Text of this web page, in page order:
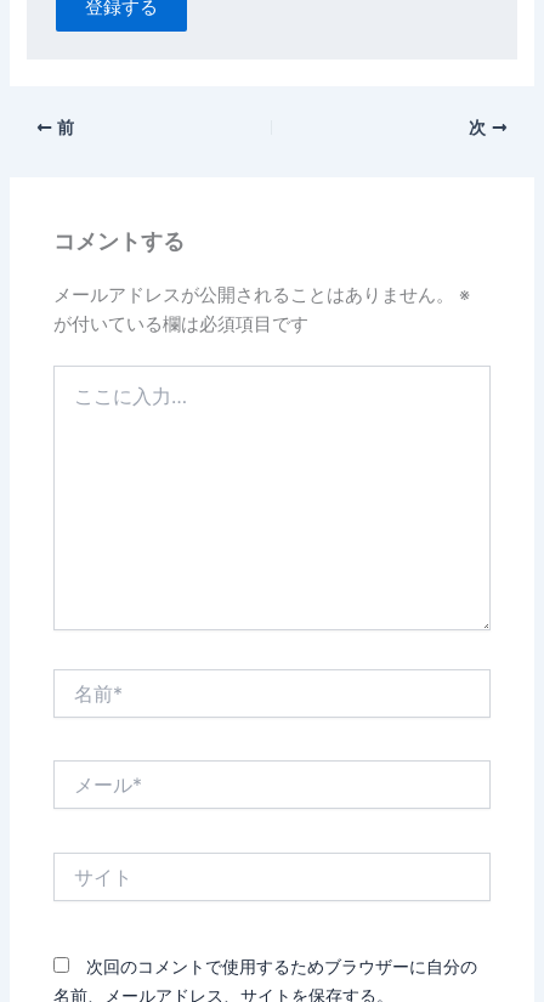
登録する
前 次
コメントする
メールアドレスが公開されることはありません。
※
が付いている欄は必須項目です
次回のコメントで使用するためブラウザーに自分の
名前、メールアドレス、サイトを保存する。